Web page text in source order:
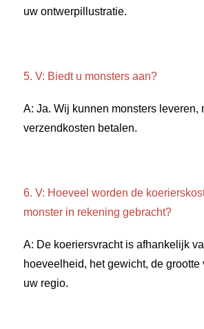
uw ontwerpillustratie.
5. V: Biedt u monsters aan?
A: Ja. Wij kunnen monsters leveren,
verzendkosten betalen.
6. V: Hoeveel worden de
monster in rekening gebracht?
A: De koeriersvracht is afhankelijk
hoeveelheid, het gewicht, de grootte
uw regio.